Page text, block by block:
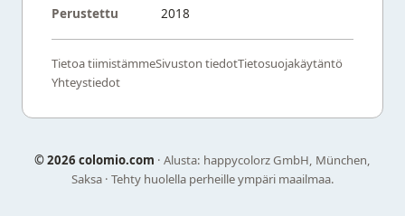
Perustettu
2018
Tietoa tiimistämmeSivuston tiedotTietosuojakäytäntö
Yhteystiedot
©2026 colomio.com · Alusta: happycolorz GmbH, München,
Saksa · Tehty huolella perheille ympäri maailmaa.